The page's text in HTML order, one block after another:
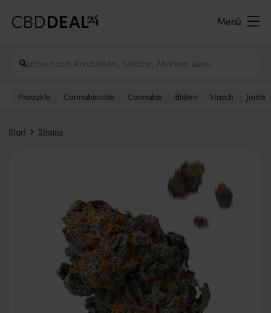
Menü
Produkte Cannabinoide Cannabis Blüten Hasch Joints
Start Strains